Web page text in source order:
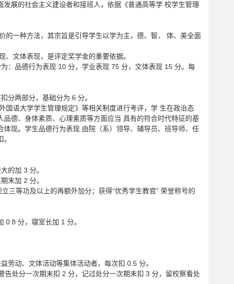
展的社会主义建设者和接班人，依据《普通高等学 校学生管理
一种方法，其宗旨是引导学生以学为主，德、智、 体、美全面
文体表现，是评定奖学金的重要依据。
：品德行为表现 10 分，学业表现 75 分，文体表现 15 分。每
分两部分，基础分为 6 分。
国语大学学生管理规定》等相关制度进行考评，学 生在政治态
德、身体素质、心理素质等方面应当 具有的符合时代特征的基
现。学生品德行为表现 由院（系）领导、辅导员、班导师、任
的加 3 分。
末加 2 分。
三等功及以上的再额外加分；获得“优秀学生教官” 荣誉称号的
0.8 分，寝室长加 1 分。
劳动、文体活动等集体活动者，每次扣 0.5 分。
告处分一次期末扣 2 分，记过处分一次期末扣 3 分，留校察看处